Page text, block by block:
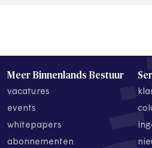
Meer Binnenlands Bestuur
vacatures
events
whitepapers
abonnementen